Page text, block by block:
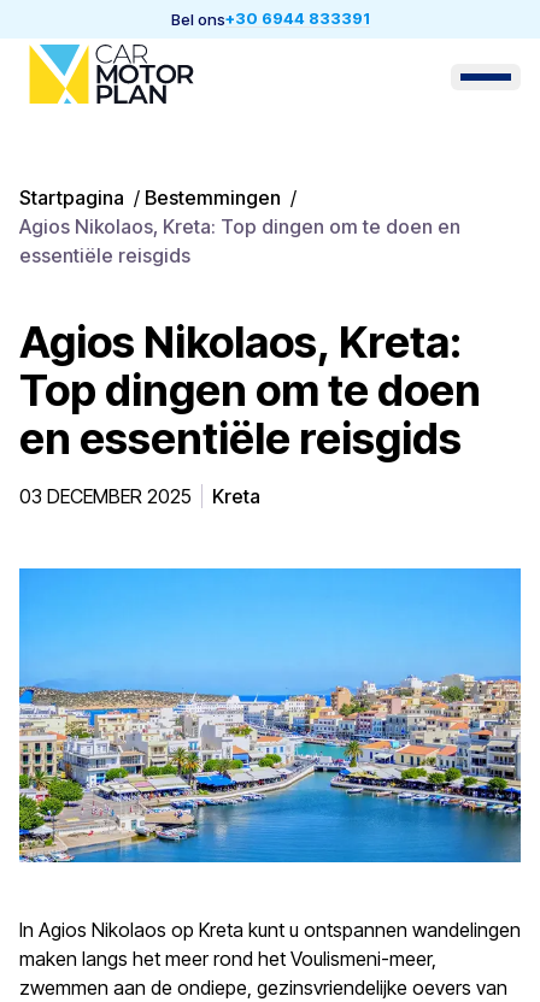
Bel ons+30 6944 833391
Startpagina / Bestemmingen /
Agios Nikolaos, Kreta: Top dingen om te doen en
essentiële reisgids
Agios Nikolaos, Kreta:
Top dingen om te doen
en essentiële reisgids
03 DECEMBER 2025 Kreta
In Agios Nikolaos op Kreta kunt u ontspannen wandelingen
maken langs het meer rond het Voulismeni-meer,
zwemmen aan de ondiepe, gezinsvriendelijke oevers van